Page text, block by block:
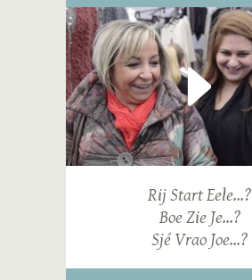
Rij Start Eele...?
Boe Zie Je...?
Sjé Vrao Joe...?